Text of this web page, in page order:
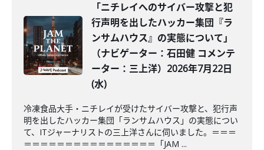
「ニチレイへのサイバー攻撃と犯
行声明を出したハッカー集団『ラ
ンサムハウス』の実態について」
（ナビゲーター：石田健 コメンテ
ーター：三上洋）2026年7月22日
(水)
冷凍食品大手・ニチレイが受けたサイバー攻撃と、犯行声
明を出したハッカー集団「ランサムハウス」の実態につい
て、ITジャーナリストの三上洋さんに伺いました。＝＝＝
＝＝＝＝＝＝＝＝＝＝＝＝＝＝＝＝「JAM ...